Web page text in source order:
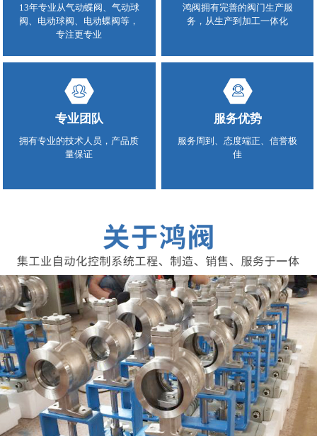
13年专业从气动蝶阀、气动球
阀、电动球阀、电动蝶阀等，
专注更专业
鸿阀拥有完善的阀门生产服
务，从生产到加工一体化
专业团队
拥有专业的技术人员，产品质
量保证
服务优势
服务周到、态度端正、信誉极
佳